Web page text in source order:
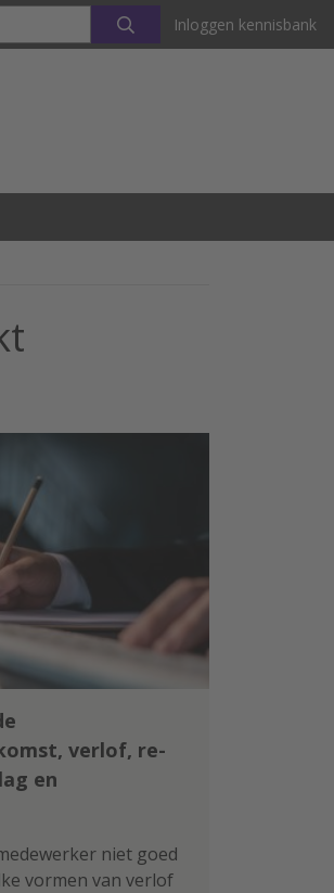
Inloggen kennisbank
verlof, re-
en
niet goed
vormen van verlof